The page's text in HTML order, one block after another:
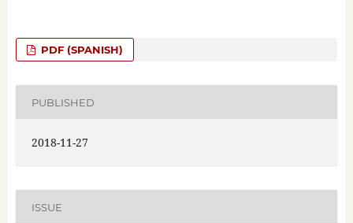
PDF (SPANISH)
PUBLISHED
2018-11-27
ISSUE